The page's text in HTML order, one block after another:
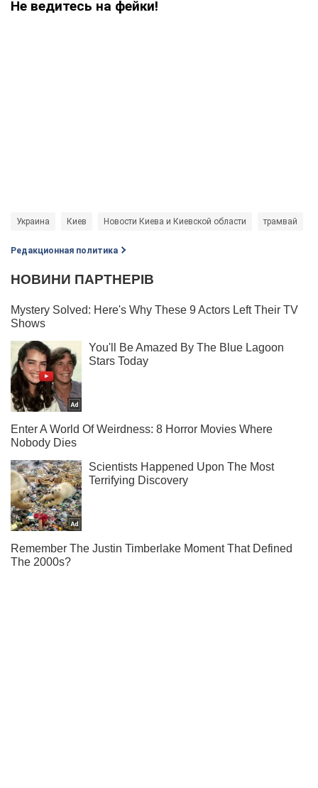
Не ведитесь на фейки!
Украина Киев Новости Киева и Киевской области трамвай
Редакционная политика